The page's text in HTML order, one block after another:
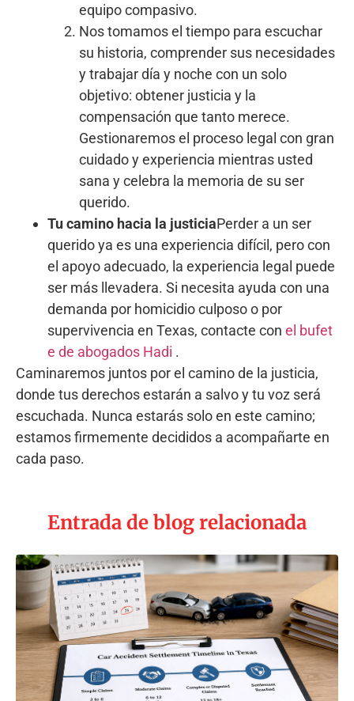
equipo compasivo.
Nos tomamos el tiempo para escuchar
su historia, comprender sus necesidades
y trabajar día y noche con un solo
objetivo: obtener justicia y la
compensación que tanto merece.
Gestionaremos el proceso legal con gran
cuidado y experiencia mientras usted
sana y celebra la memoria de su ser
querido.
Tu camino hacia la justiciaPerder a un ser
querido ya es una experiencia difícil, pero con
el apoyo adecuado, la experiencia legal puede
ser más llevadera. Si necesita ayuda con una
demanda por homicidio culposo o por
supervivencia en Texas, contacte con el bufet
e de abogados Hadi .
Caminaremos juntos por el camino de la justicia,
donde tus derechos estarán a salvo y tu voz será
escuchada. Nunca estarás solo en este camino;
estamos firmemente decididos a acompañarte en
cada paso.
Entrada de blog relacionada